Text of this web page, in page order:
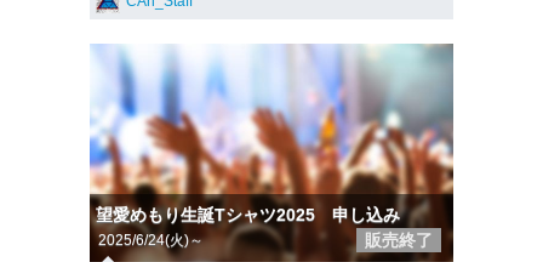
望愛めもり生誕Tシャツ2025 申し込み
2025/6/24(火)～ 販売終了